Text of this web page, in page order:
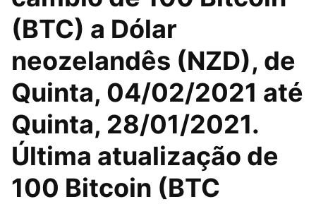
(BTC) a Dólar
neozelandês (NZD), de
Quinta, 04/02/2021 até
Quinta, 28/01/2021.
Última atualização de
100 Bitcoin (BTC